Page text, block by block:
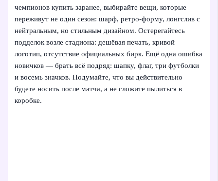
чемпионов купить заранее, выбирайте вещи, которые
переживут не один сезон: шарф, ретро‑форму, лонгслив с
нейтральным, но стильным дизайном. Остерегайтесь
подделок возле стадиона: дешёвая печать, кривой
логотип, отсутствие официальных бирк. Ещё одна ошибка
новичков — брать всё подряд: шапку, флаг, три футболки
и восемь значков. Подумайте, что вы действительно
будете носить после матча, а не сложите пылиться в
коробке.